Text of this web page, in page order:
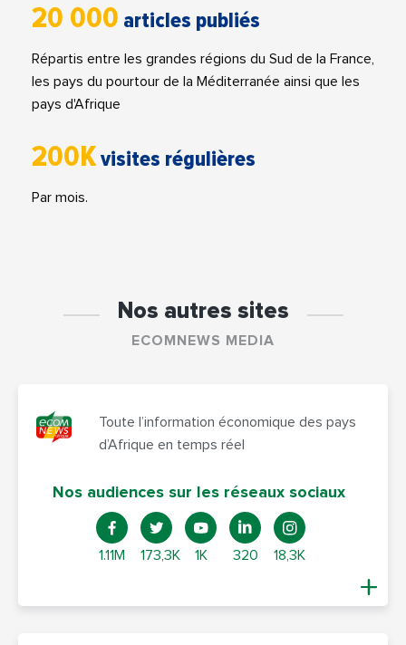
20 000 articles publiés
Répartis entre les grandes régions du Sud de la France,
les pays du pourtour de la Méditerranée ainsi que les
pays d'Afrique
200Kvisites régulières
Par mois.
Nos autres sites
ECOMNEWS MEDIA
Toute l’information économique des pays
d’Afrique en temps réel
Nos audiences sur les réseaux sociaux
1.11M 173,3K 1K 320 18,3K